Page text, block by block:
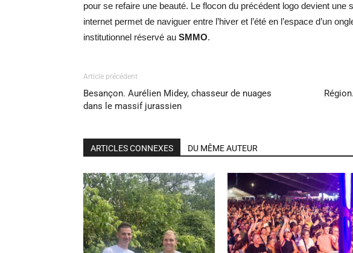
pour se refaire une beauté. Le flocon du précédent logo devient une
internet permet de naviguer entre l’hiver et l’été en l’espace d’un
institutionnel réservé au SMMO.
Article précédent
Besançon. Aurélien Midey, chasseur de nuages
dans le massif jurassien
ARTICLES CONNEXES DU MÊME AUTEUR